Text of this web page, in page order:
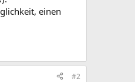
einen
#2